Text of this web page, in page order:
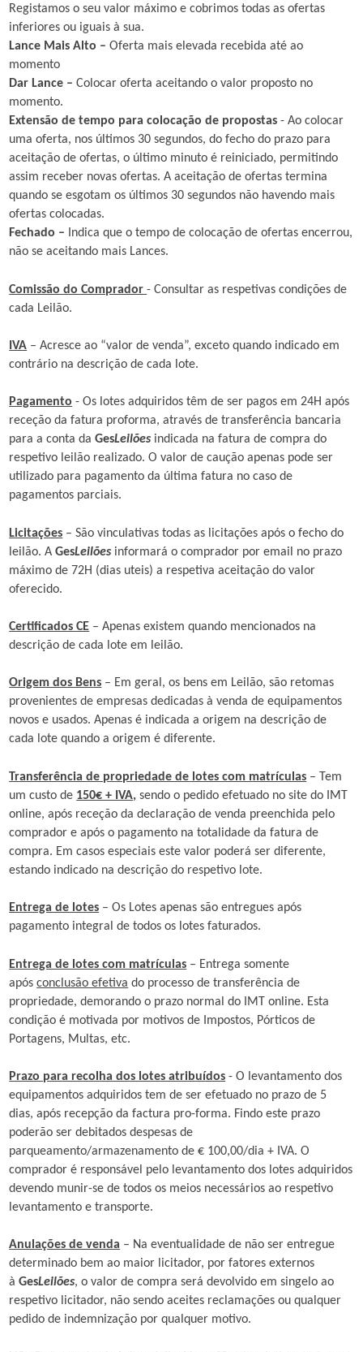
Registamos o seu valor máximo e cobrimos todas as ofertas
inferiores ou iguais à sua.
Lance Mais Alto –Oferta mais elevada recebida até ao
momento
Dar Lance –Colocar oferta aceitando o valor proposto no
momento.
Extensão de tempo para colocação de propostas- Ao colocar
uma oferta, nos últimos 30 segundos, do fecho do prazo para
aceitação de ofertas, o último minuto é reiniciado, permitindo
assim receber novas ofertas. A aceitação de ofertas termina
quando se esgotam os últimos 30 segundos não havendo mais
ofertas colocadas.
Fechado – Indica que o tempo de colocação de ofertas encerrou,
não se aceitando mais Lances.
Comissão do Comprador- Consultar as respetivas condições de
cada Leilão.
IVA – Acresce ao “valor de venda”, exceto quando indicado em
contrário na descrição de cada lote.
Pagamento - Os lotes adquiridos têm de ser pagos em 24H após
receção da fatura proforma, através de transferência bancaria
para a conta daGesLeilões indicada na fatura de compra do
respetivo leilão realizado. O valor de caução apenas pode ser
utilizado para pagamento da última fatura no caso de
pagamentos parciais.
Licitações – São vinculativas todas as licitações após o fecho do
leilão. AGesLeilões informará o comprador por email no prazo
máximo de 72H (dias uteis) a respetiva aceitação do valor
oferecido.
Certificados CE – Apenas existem quando mencionados na
descrição de cada lote em leilão.
Origem dos Bens – Em geral, os bens em Leilão, são retomas
provenientes de empresas dedicadas à venda de equipamentos
novos e usados. Apenas é indicada a origem na descrição de
cada lote quando a origem é diferente.
Transferência de propriedade de lotes com matrículas – Tem
um custo de 150€ + IVA, sendo o pedido efetuado no site do IMT
online, após receção da declaração de venda preenchida pelo
comprador e após o pagamento na totalidade da fatura de
compra. Em casos especiais este valor poderá ser diferente,
estando indicado na descrição do respetivo lote.
Entrega de lotes – Os Lotes apenas são entregues após
pagamento integral de todos os lotes faturados.
Entrega de lotes com matrículas – Entrega somente
apósconclusão efetiva do processo de transferência de
propriedade, demorando o prazo normal do IMT online. Esta
condição é motivada por motivos de Impostos, Pórticos de
Portagens, Multas, etc.
Prazo para recolha dos lotes atribuídos - O levantamento dos
equipamentos adquiridos tem de ser efetuado no prazo de 5
dias, após recepção da factura pro-forma. Findo este prazo
poderão ser debitados despesas de
parqueamento/armazenamento de € 100,00/dia + IVA. O
comprador é responsável pelo levantamento dos lotes adquiridos
devendo munir-se de todos os meios necessários ao respetivo
levantamento e transporte.
Anulações de venda – Na eventualidade de não ser entregue
determinado bem ao maior licitador, por fatores externos
àGesLeilões, o valor de compra será devolvido em singelo ao
respetivo licitador, não sendo aceites reclamações ou qualquer
pedido de indemnização por qualquer motivo.